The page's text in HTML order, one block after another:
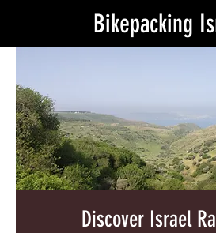
Bikepacking
Discover Israel